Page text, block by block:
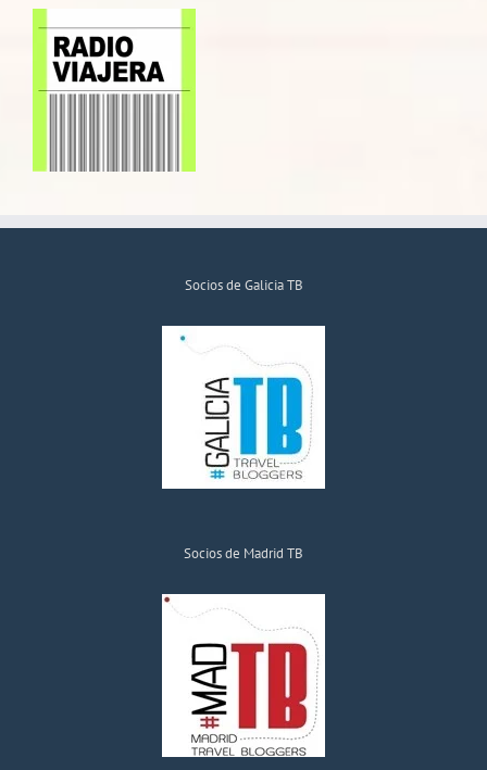
Socios de Galicia TB
Socios de Madrid TB